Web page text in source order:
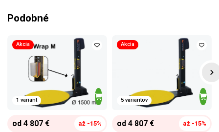
Podobné
Akcia
1 variant
od 4 807 € až -15%
Akcia
5 variantov
od 4 807 € až -15%